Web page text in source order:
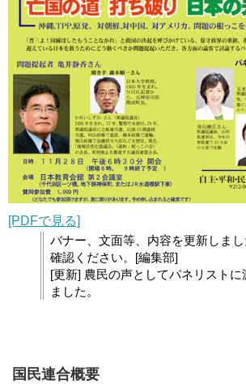
[PDFで見る]
バナー、文面等、内容を更新しま
確認ください。[編集部]
[更新] 農民の声としてパネリストに
ました。
国民連合概要